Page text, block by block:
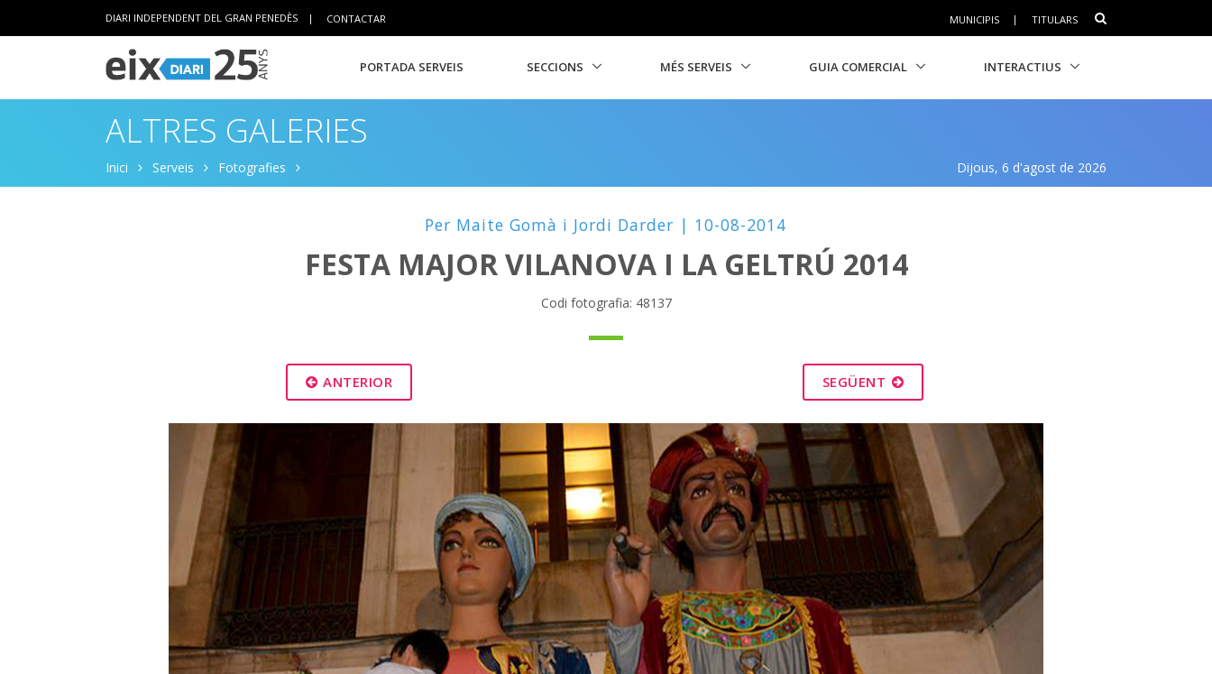
DIARI INDEPENDENT DEL GRAN PENEDÈS | CONTACTAR MUNICIPIS | TITULARS
PORTADA SERVEIS SECCIONS MÉS SERVEIS GUIA COMERCIAL INTERACTIUS
ALTRES GALERIES
Inici Serveis Fotografies Dijous, 6 d'agost de 2026
Per Maite Gomà i Jordi Darder | 10-08-2014
FESTA MAJOR VILANOVA I LA GELTRÚ 2014
Codi fotografia: 48137
ANTERIOR SEGÜENT